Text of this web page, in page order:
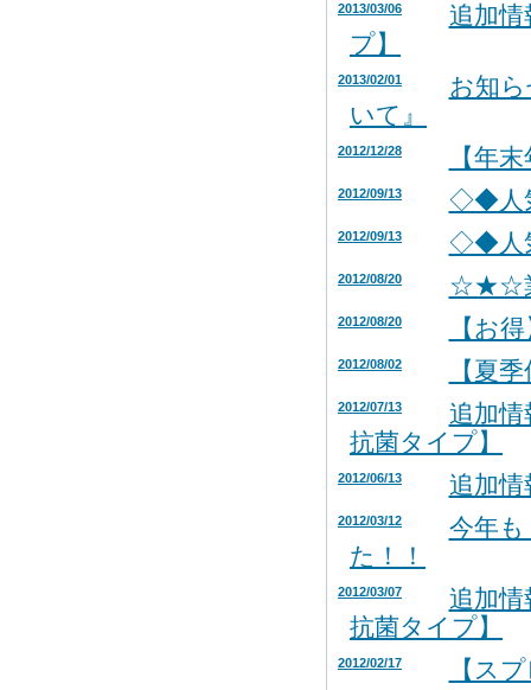
2013/03/06
追加
プ】
2013/02/01
お知
いて』
2012/12/28 【年
2012/09/13 ◇◆人
2012/09/13 ◇◆人
2012/08/20 ☆★☆
2012/08/20 【お
2012/08/02 【夏
2012/07/13
追加
抗菌タイプ】
2012/06/13 追加
2012/03/12
今年
た！！
2012/03/07
追加
抗菌タイプ】
2012/02/17 【ス